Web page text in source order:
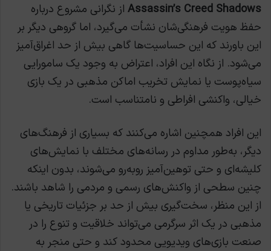
Assassin’s Creed Shadows از نگرانی مشروع درباره
حفظ هویت فرهنگی‌شان نشأت می‌گیرد، اما گروهی دیگر بر
این باورند که این حساسیت‌ها گاهی بیش از حد اغراق‌آمیز
می‌شود. از نگاه این افراد، اعتراض به وجود یک سامورایی
سیاه‌پوست یا نمایش تخریب اماکن مذهبی در یک بازی
خیالی، واکنشی افراطی و نامتناسب است.
این افراد همچنین اشاره می‌کنند که بسیاری از فرهنگ‌های
دیگر، به‌طور مداوم در رسانه‌های مختلف با نمایش‌های
کلیشه‌ای و حتی توهین‌آمیز روبه‌رو می‌شوند، بدون اینکه
چنین سطحی از واکنش‌های رسمی و مردمی را شاهد باشند.
از این منظر، سخت‌گیری بیش از حد بر جزئیات تاریخی یا
مذهبی در یک اثر سرگرمی می‌تواند خلاقیت و تنوع را در
صنعت بازی‌های ویدیویی محدود کند و حتی منجر به